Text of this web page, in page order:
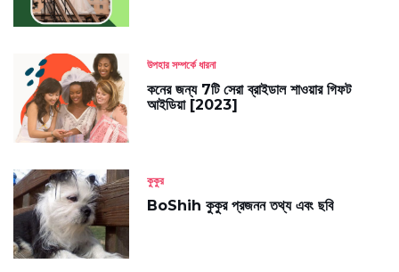
উপহার সম্পর্কে ধারনা
কনের জন্য 7টি সেরা ব্রাইডাল শাওয়ার গিফট
আইডিয়া [2023]
কুকুর
BoShih কুকুর প্রজনন তথ্য এবং ছবি